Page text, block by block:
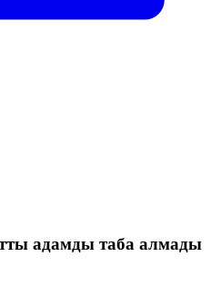
адамды таба алмады